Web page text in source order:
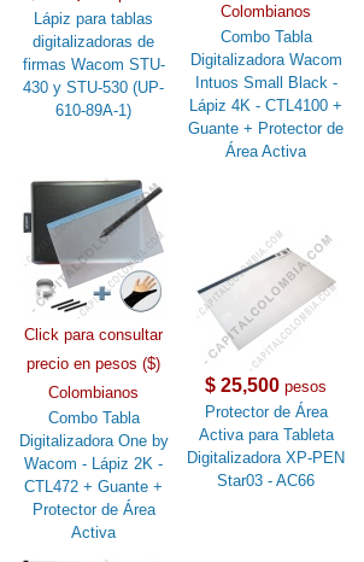
Lápiz para tablas
digitalizadoras de
firmas Wacom STU-
430 y STU-530 (UP-
610-89A-1)
Colombianos
Combo Tabla
Digitalizadora Wacom
Intuos Small Black -
Lápiz 4K - CTL4100 +
Guante + Protector de
Área Activa
Click para consultar
precio en pesos ($)
Colombianos
Combo Tabla
Digitalizadora One by
Wacom - Lápiz 2K -
CTL472 + Guante +
Protector de Área
Activa
$ 25,500 pesos
Protector de Área
Activa para Tableta
Digitalizadora XP-PEN
Star03 - AC66